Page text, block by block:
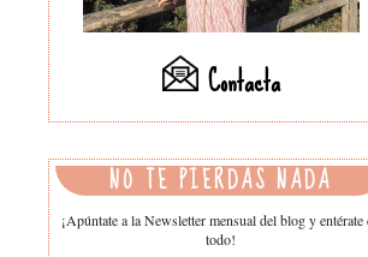
Contacta
NO TE PIERDAS NADA
¡Apúntate a la Newsletter mensual del blog y entérate
todo!